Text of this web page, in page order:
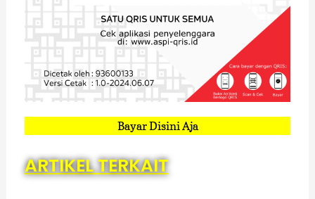
Bayar Disini Aja
ARTIKEL TERKAIT